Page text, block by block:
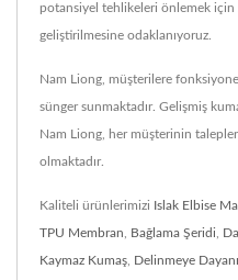
potansiyel tehlikeleri önlemek için
geliştirilmesine odaklanıyoruz.
Nam Liong, müşterilere
sünger sunmaktadır. Gelişmiş
Nam Liong, her müşterinin
olmaktadır.
Kaliteli ürünlerimizi Islak Elbise
TPU Membran Bağlama Şeridi
Kaymaz Kumaş Delinmeye